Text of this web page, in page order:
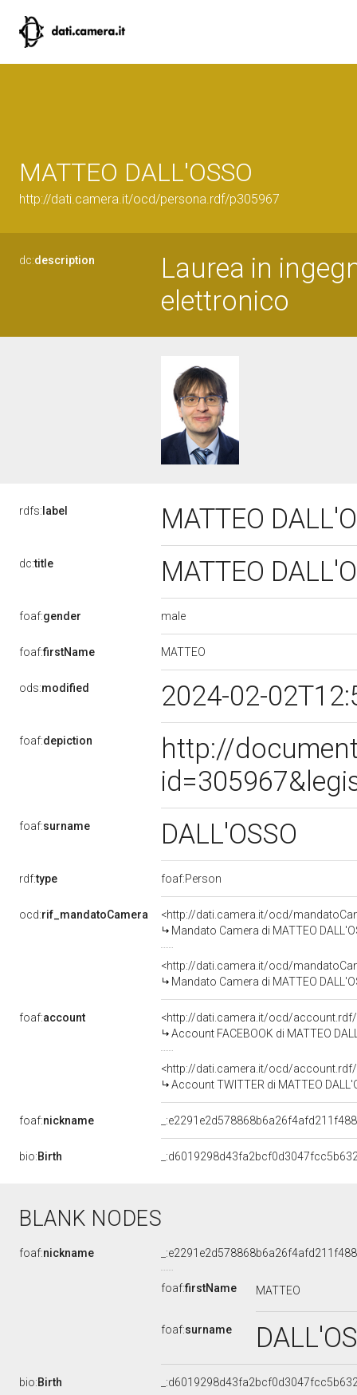
MATTEO DALL'OSSO
http://dati.camera.it/ocd/persona.rdf/p305967
dc:description
Laurea in
elettronico
rdfs: label MATTEO
dc:title MATTEO
foaf:gender male
foaf:firstName MATTEO
ods:modified 2024-02-
foaf:depiction
http://
foaf:surname DALL'OSSO
rdf:type foaf:Person
ocd:rif_mandatoCamera
<http://dati.camera.it/ocd/
Mandato Camera di MATTEO
<http://dati.camera.it/ocd/
Mandato Camera di MATTEO
foaf:account
<http://dati.camera.it/ocd/
Account FACEBOOK di MATTEO
<http://dati.camera.it/ocd/
Account TWITTER di MATTEO
foaf:nickname
bio:Birth
BLANK NODES
foaf:nickname
foaf:firstName MATTEO
foaf:surname
bio:Birth